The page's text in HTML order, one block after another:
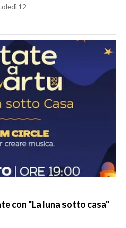
12
con "La luna sotto casa"